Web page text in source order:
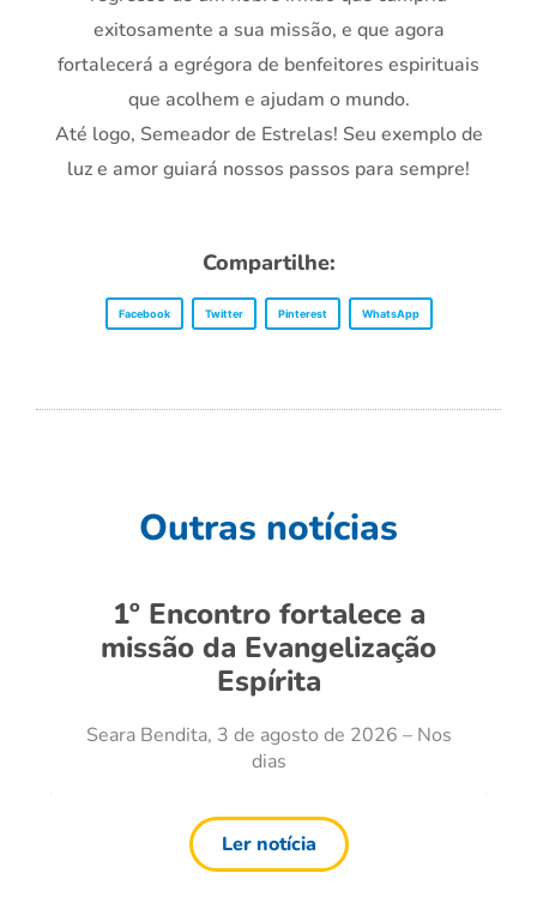
exitosamente a sua missão, e que agora
fortalecerá a egrégora de benfeitores espirituais
que acolhem e ajudam o mundo.
Até logo, Semeador de Estrelas! Seu exemplo de
luz e amor guiará nossos passos para sempre!
Compartilhe:
Facebook Twitter Pinterest WhatsApp
Outras notícias
1º Encontro fortalece a
missão da Evangelização
Espírita
Seara Bendita, 3 de agosto de 2026 – Nos
dias
Ler notícia